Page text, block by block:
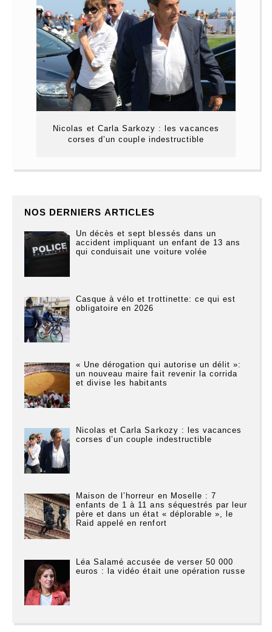
Nicolas et Carla Sarkozy : les vacances
corses d’un couple indestructible
NOS DERNIERS ARTICLES
Un décès et sept blessés dans un
accident impliquant un enfant de 13 ans
qui conduisait une voiture volée
Casque à vélo et trottinette: ce qui est
obligatoire en 2026
« Une dérogation qui autorise un délit »:
un nouveau maire fait revenir la corrida
et divise les habitants
Nicolas et Carla Sarkozy : les vacances
corses d’un couple indestructible
Maison de l’horreur en Moselle : 7
enfants de 1 à 11 ans séquestrés par leur
père et dans un état « déplorable », le
Raid appelé en renfort
Léa Salamé accusée de verser 50 000
euros : la vidéo était une opération russe